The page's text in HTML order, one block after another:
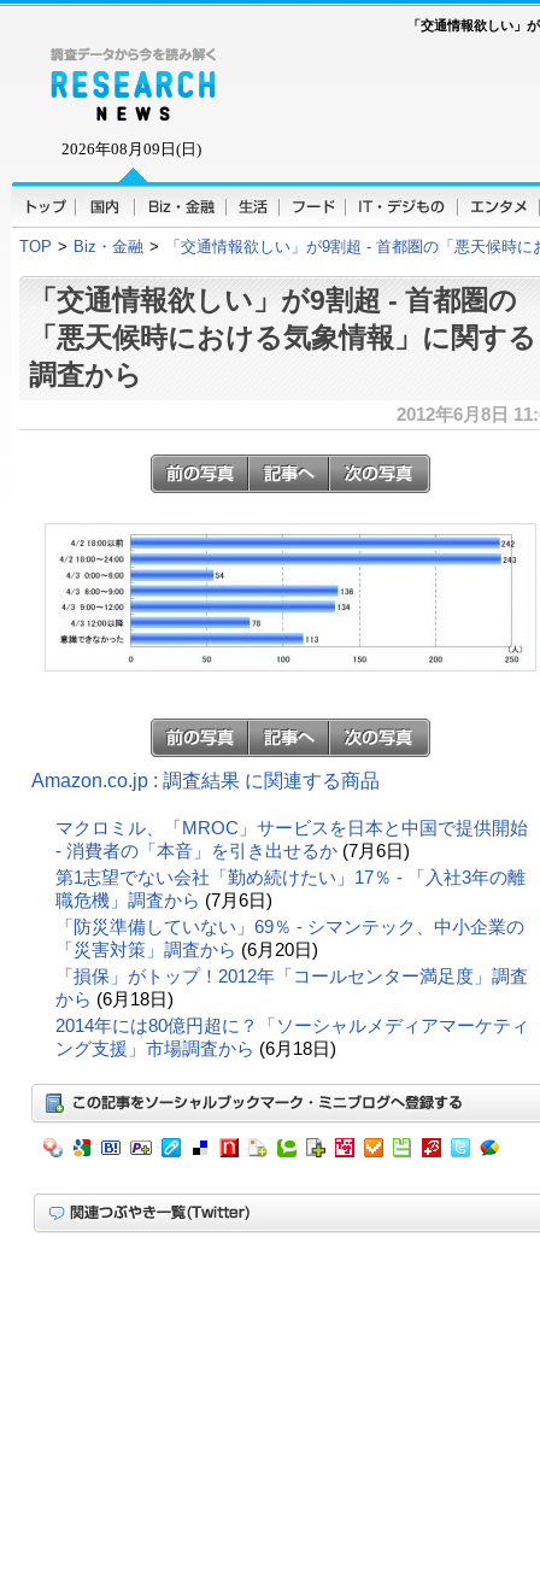
2026年08月09日(日)
「交通情報欲しい」
TOP > Biz・金融 > 「交通情報欲しい」が9割超 - 首都圏の「悪天候時
「交通情報欲しい」が9割超 - 首都圏の
「悪天候時における気象情報」に関する
調査から
2012年6月8日
Amazon.co.jp : 調査結果 に関連する商品
マクロミル、「MROC」サービスを日本と中国で提供開始
- 消費者の「本音」を引き出せるか (7月6日)
第1志望でない会社「勤め続けたい」17％ - 「入社3年の離
職危機」調査から (7月6日)
「防災準備していない」69％ - シマンテック、中小企業の
「災害対策」調査から (6月20日)
「損保」がトップ！2012年「コールセンター満足度」調査
から (6月18日)
2014年には80億円超に？「ソーシャルメディアマーケティ
ング支援」市場調査から (6月18日)